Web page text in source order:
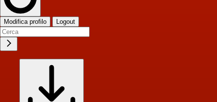
Modifica profilo Logout